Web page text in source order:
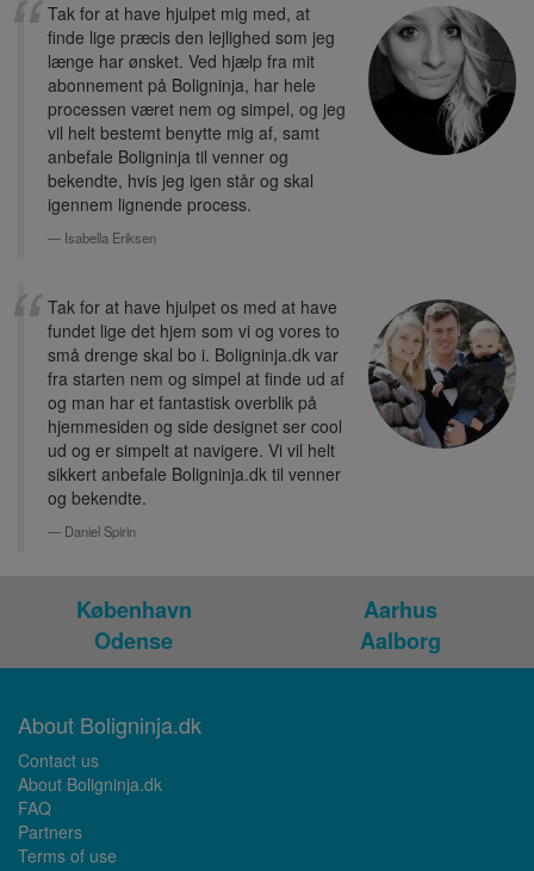
Tak for at have hjulpet mig med, at
finde lige præcis den lejlighed som jeg
længe har ønsket. Ved hjælp fra mit
abonnement på Boligninja, har hele
processen været nem og simpel, og jeg
vil helt bestemt benytte mig af, samt
anbefale Boligninja til venner og
bekendte, hvis jeg igen står og skal
igennem lignende process.
Isabella Eriksen
Tak for at have hjulpet os med at have
fundet lige det hjem som vi og vores to
små drenge skal bo i. Boligninja.dk var
fra starten nem og simpel at finde ud af
og man har et fantastisk overblik på
hjemmesiden og side designet ser cool
ud og er simpelt at navigere. Vi vil helt
sikkert anbefale Boligninja.dk til venner
og bekendte.
Daniel Spirin
København
Aarhus
Odense
Aalborg
About Boligninja.dk
Contact us
About Boligninja.dk
FAQ
Partners
Terms of use